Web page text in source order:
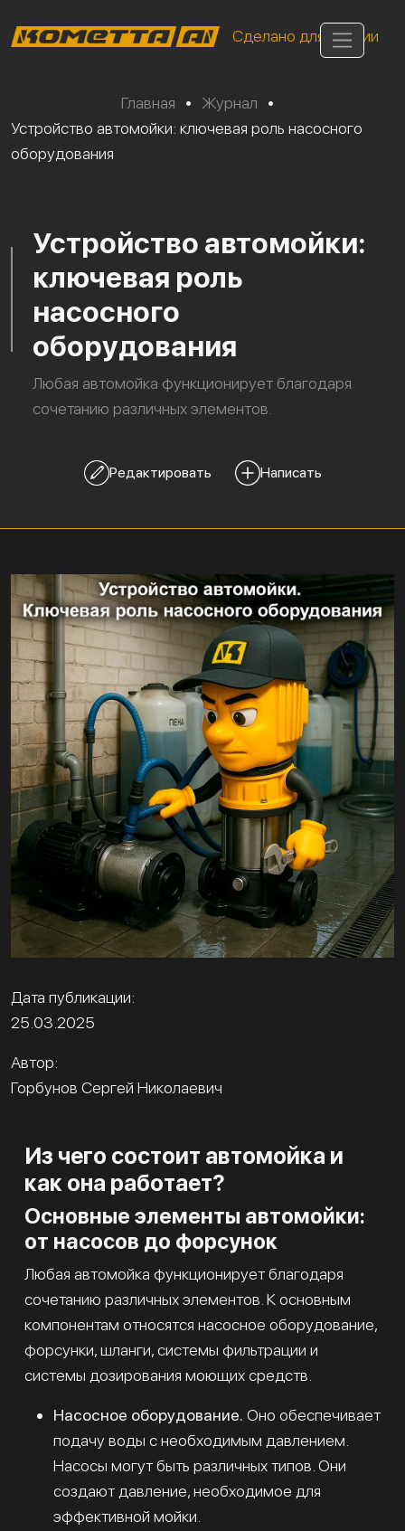
Сделано для России
Главная • Журнал
•
Устройство автомойки: ключевая роль насосного
оборудования
Устройство автомойки:
ключевая роль
насосного
оборудования
Любая автомойка функционирует благодаря
сочетанию различных элементов.
Редактировать Написать
Дата публикации:
25.03.2025
Автор:
Горбунов Сергей Николаевич
Из чего состоит автомойка и
как она работает?
Основные элементы автомойки:
от насосов до форсунок
Любая автомойка функционирует благодаря
сочетанию различных элементов. К основным
компонентам относятся насосное оборудование,
форсунки, шланги, системы фильтрации и
системы дозирования моющих средств.
Насосное оборудование. Оно обеспечивает
подачу воды с необходимым давлением.
Насосы могут быть различных типов. Они
создают давление, необходимое для
эффективной мойки.